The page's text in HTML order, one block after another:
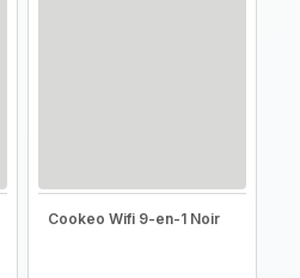
Cookeo Wifi 9-en-1 Noir